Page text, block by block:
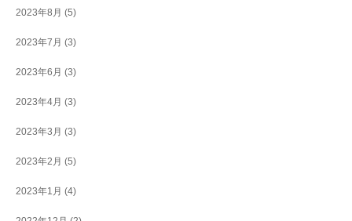
2023年8月 (5)
2023年7月 (3)
2023年6月 (3)
2023年4月 (3)
2023年3月 (3)
2023年2月 (5)
2023年1月 (4)